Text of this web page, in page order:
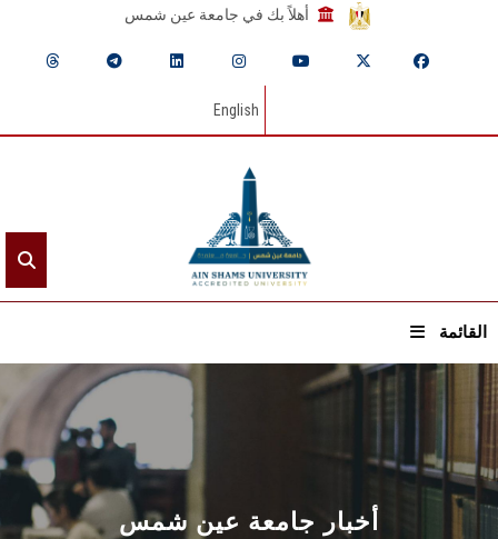
أهلاً بك في جامعة عين شمس
English
القائمة
الرئيسيـة
عن الجامعة
القطاعـات أخبار جامعة عين شمس